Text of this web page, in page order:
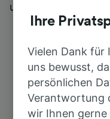
unsere Kunden
Ihre
Vielen Dank für
uns bewusst,
persönlichen
Verantwortung
wir Ihnen